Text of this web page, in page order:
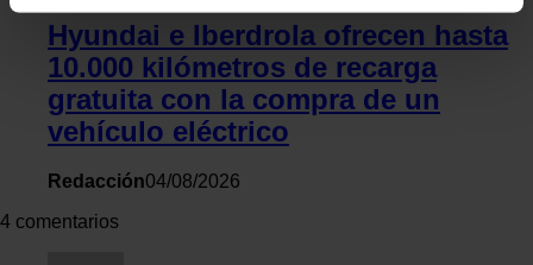
geográfica que puede tener una precisión de varios
metros
Identificar su dispositivo analizándolo activamente
para buscar características específicas (huellas
digitales)
datos personales y establezca sus preferencias en la
sección de datos
Hyundai e Iberdrola ofrecen hasta
10.000 kilómetros de recarga
gratuita con la compra de un
vehículo eléctrico
Redacción04/08/2026
4 comentarios